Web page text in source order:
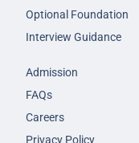
Optional Foundation
Interview Guidance
Admission
FAQs
Careers
Privacy Policy